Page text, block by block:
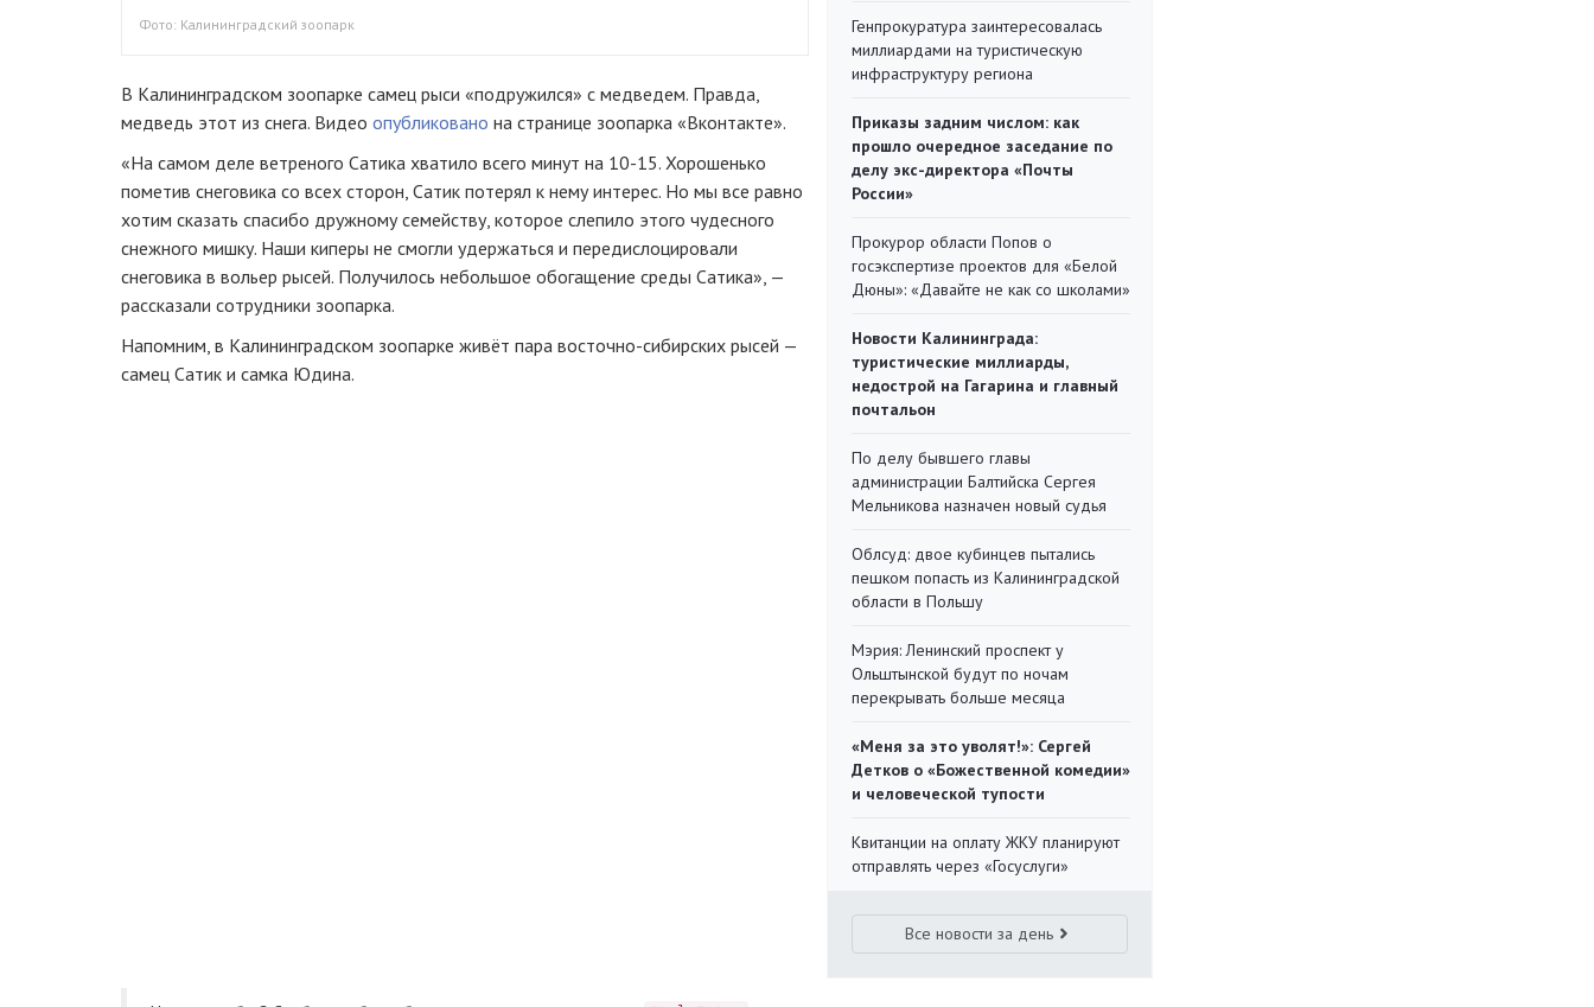
Фото: Калининградский зоопарк
В Калининградском зоопарке самец рыси «подружился» с медведем. Правда,
медведь этот из снега. Видео опубликовано на странице зоопарка «Вконтакте».
«На самом деле ветреного Сатика хватило всего минут на 10-15. Хорошенько
пометив снеговика со всех сторон, Сатик потерял к нему интерес. Но мы все равно
хотим сказать спасибо дружному семейству, которое слепило этого чудесного
снежного мишку. Наши киперы не смогли удержаться и передислоцировали
снеговика в вольер рысей. Получилось небольшое обогащение среды Сатика», —
рассказали сотрудники зоопарка.
Напомним, в Калининградском зоопарке живёт пара восточно-сибирских рысей —
самец Сатик и самка Юдина.
Генпрокуратура заинтересовалась
миллиардами на туристическую
инфраструктуру региона
Приказы задним числом: как
прошло очередное заседание по
делу экс-директора «Почты
России»
Прокурор области Попов о
госэкспертизе проектов для «Белой
Дюны»: «Давайте не как со школами»
Новости Калининграда:
туристические миллиарды,
недострой на Гагарина и главный
почтальон
По делу бывшего главы
администрации Балтийска Сергея
Мельникова назначен новый судья
Облсуд: двое кубинцев пытались
пешком попасть из Калининградской
области в Польшу
Мэрия: Ленинский проспект у
Ольштынской будут по ночам
перекрывать больше месяца
«Меня за это уволят!»: Сергей
Детков о «Божественной комедии»
и человеческой тупости
Квитанции на оплату ЖКУ планируют
отправлять через «Госуслуги»
Все новости за день